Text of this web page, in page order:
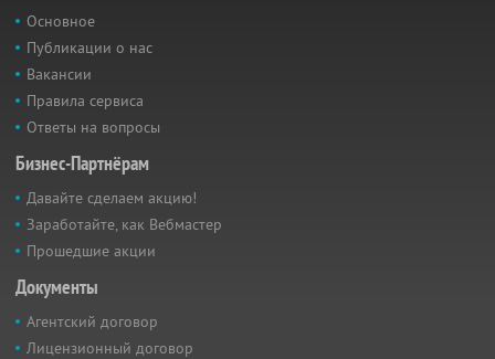
Основное
Публикации о нас
Вакансии
Правила сервиса
Ответы на вопросы
Бизнес-Партнёрам
Давайте сделаем акцию!
Заработайте, как Вебмастер
Прошедшие акции
Документы
Агентский договор
Лицензионный договор